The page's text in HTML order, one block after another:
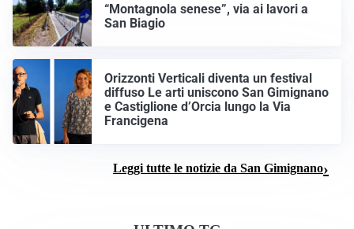
“Montagnola senese”, via ai lavori a
San Biagio
Orizzonti Verticali diventa un festival
diffuso Le arti uniscono San Gimignano
e Castiglione d’Orcia lungo la Via
Francigena
Leggi tutte le notizie da San Gimignano